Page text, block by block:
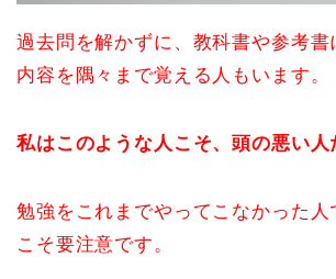
過去問を解かずに、教科書や参考書
内容を隅々まで覚える人もいます。
私はこのような人こそ、頭の悪い人
勉強をこれまでやってこなかった人
こそ要注意です。